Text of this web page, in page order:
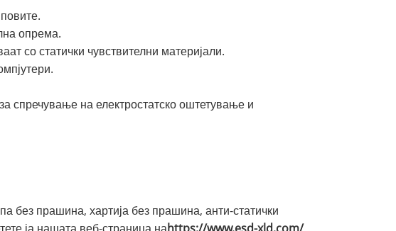
опрема.
со статички чувствителни материјали.
спречување на електростатско оштетување и
без прашина, хартија без прашина, анти-статички